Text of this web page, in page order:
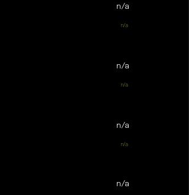
n/a
n/a
n/a
n/a
n/a
n/a
n/a